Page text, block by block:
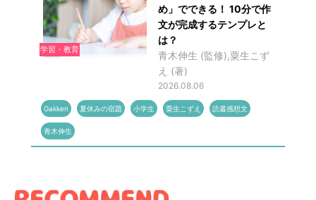
学習・教育
め」でできる！ 10分で作
文が完成するテンプレと
は？
青木伸生 (監修),粟生こず
え (著)
2026.08.06
Gakken 夏休みの宿題 小学生 粟生こずえ 読書感想文
青木伸生